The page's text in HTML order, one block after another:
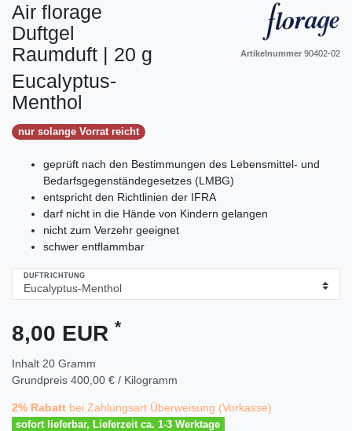
Air florage
Duftgel
Raumduft | 20 g
Eucalyptus-
Menthol
Artikelnummer 90402-02
nur solange Vorrat reicht
geprüft nach den Bestimmungen des Lebensmittel- und
Bedarfsgegenständegesetzes (LMBG)
entspricht den Richtlinien der IFRA
darf nicht in die Hände von Kindern gelangen
nicht zum Verzehr geeignet
schwer entflammbar
DUFTRICHTUNG
8,00 EUR *
Inhalt 20 Gramm
Grundpreis 400,00 € / Kilogramm
2% Rabatt bei Zahlungsart Überweisung (Vorkasse)
sofort lieferbar, Lieferzeit ca. 1-3 Werktage